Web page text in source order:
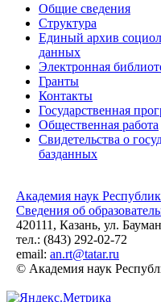
Общие сведения
Структура
Единый архив
данных
Электронная
Гранты
Контакты
Государственная
Общественная работа
Свидетельства о
базданных
Академия наук
Сведения об
420111, Казань, ул.
тел.: (843) 292-02-72
email: an.rt@tatar.ru
© Академия наук